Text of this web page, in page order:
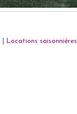
Locations saisonniéres